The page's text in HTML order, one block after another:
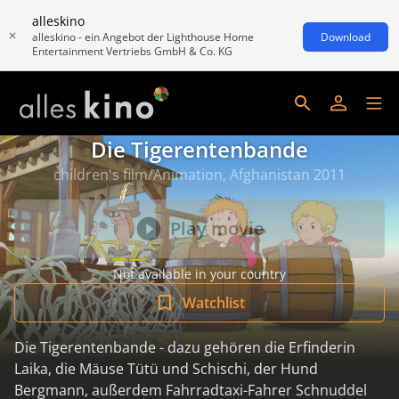
alleskino
alleskino - ein Angebot der Lighthouse Home
Entertainment Vertriebs GmbH & Co. KG
Download
Die Tigerentenbande
children's film/Animation, Afghanistan 2011
Play movie
Not available in your country
Watchlist
Die Tigerentenbande - dazu gehören die Erfinderin
Laika, die Mäuse Tütü und Schischi, der Hund
Bergmann, außerdem Fahrradtaxi-Fahrer Schnuddel